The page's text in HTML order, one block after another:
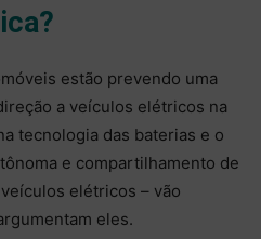
estão prevendo uma
a veículos elétricos na
tecnologia das baterias e o
e compartilhamento de
elétricos – vão
eles.